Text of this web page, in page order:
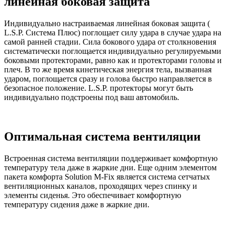
Индивидуально настраиваемая линейная боковая защита (
L.S.P. Система Плюс) поглощает силу удара в случае удара на
самой ранней стадии. Сила бокового удара от столкновения
систематически поглощается индивидуально регулируемыми
боковыми протекторами, равно как и протекторами головы и
плеч. В то же время кинетическая энергия тела, вызванная
ударом, поглощается сразу и голова быстро направляется в
безопасное положение. L.S.P. протекторы могут быть
индивидуально подстроены под ваш автомобиль.
Оптимальная система вентиляции
Встроенная система вентиляции поддерживает комфортную
температуру тела даже в жаркие дни. Еще одним элементом
пакета комфорта Solution M-Fix является система сетчатых
вентиляционных каналов, проходящих через спинку и
элементы сиденья. Это обеспечивает комфортную
температуру сидения даже в жаркие дни.